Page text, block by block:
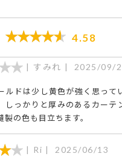
4.58
すみれ 2025/09/
ルドは少し黄色が強く思って
しっかりと厚みのあるカーテ
製の色も目立ちます。
Ri 2025/06/13